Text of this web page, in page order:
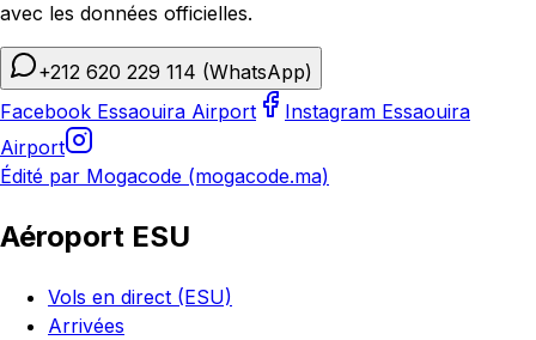
avec les données officielles.
+212 620 229 114 (WhatsApp)
Facebook Essaouira Airport
Instagram Essaouira
Airport
Édité par Mogacode (mogacode.ma)
Aéroport ESU
Vols en direct (ESU)
Arrivées